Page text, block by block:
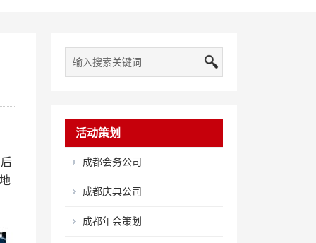
活动策划
成都会务公司
成都庆典公司
成都年会策划